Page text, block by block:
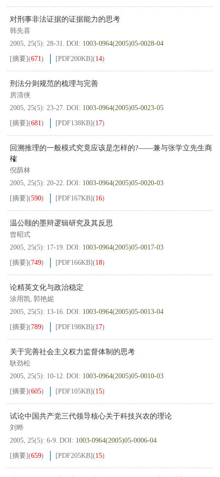
对刑事非法证据的证据能力的思考
韩先喜
2005, 25(5): 28-31. DOI: 1003-0964(2005)05-0028-04
[摘要](671) [PDF200KB](14)
刑法分则规范的梳理与完善
房清侠
2005, 25(5): 23-27. DOI: 1003-0964(2005)05-0023-05
[摘要](681) [PDF138KB](17)
回溯推理的一般模式究竟应该是怎样的?——兼与张学立先生商
榷
倪荫林
2005, 25(5): 20-22. DOI: 1003-0964(2005)05-0020-03
[摘要](590) [PDF167KB](16)
温公颐的墨辩逻辑研究及其反思
曾昭式
2005, 25(5): 17-19. DOI: 1003-0964(2005)05-0017-03
[摘要](749) [PDF166KB](18)
论精英文化与政治稳定
涂用凯, 郭艳妮
2005, 25(5): 13-16. DOI: 1003-0964(2005)05-0013-04
[摘要](789) [PDF198KB](17)
关于完善社会主义权力监督体制的思考
耿劲松
2005, 25(5): 10-12. DOI: 1003-0964(2005)05-0010-03
[摘要](605) [PDF105KB](15)
试论中国共产党三代领导核心关于科技兴农的理论
刘晔
2005, 25(5): 6-9. DOI: 1003-0964(2005)05-0006-04
[摘要](659) [PDF205KB](15)